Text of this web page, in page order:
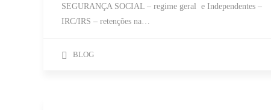
SEGURANÇA SOCIAL – regime geral e Independentes –
IRC/IRS – retenções na…
BLOG